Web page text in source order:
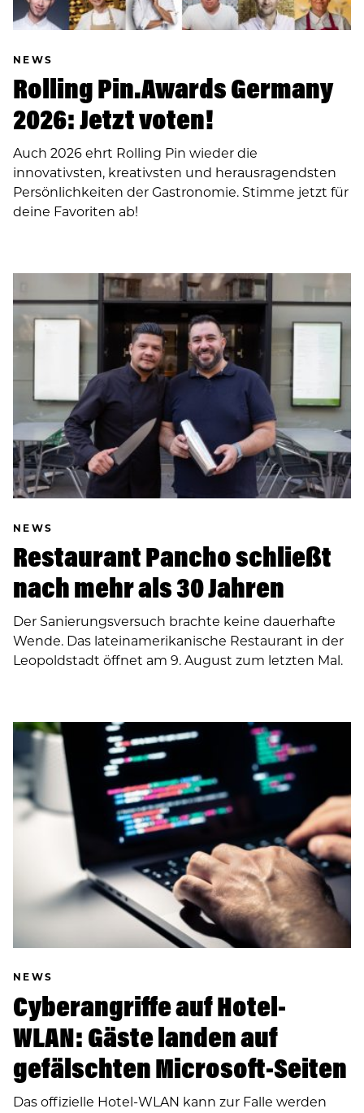
NEWS
Rolling Pin.Awards Germany
2026: Jetzt voten!
Auch 2026 ehrt Rolling Pin wieder die
innovativsten, kreativsten und herausragendsten
Persönlichkeiten der Gastronomie. Stimme jetzt für
deine Favoriten ab!
NEWS
Restaurant Pancho schließt
nach mehr als 30 Jahren
Der Sanierungsversuch brachte keine dauerhafte
Wende. Das lateinamerikanische Restaurant in der
Leopoldstadt öffnet am 9. August zum letzten Mal.
NEWS
Cyberangriffe auf Hotel-
WLAN: Gäste landen auf
gefälschten Microsoft-Seiten
Das offizielle Hotel-WLAN kann zur Falle werden